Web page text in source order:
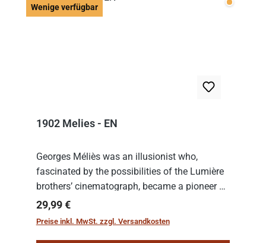
Wenige verfügbar Wenige
1902 Melies - EN
Georges Méliès was an illusionist who,
fascinated by the possibilities of the Lumière
brothers’ cinematograph, became a pioneer of
cinema. In 1902, he filmed his most famous
work: “Le Voyage dans la Lune” (“A Trip to...
Regulärer Preis:
29,99 €
Preise inkl. MwSt. zzgl. Versandkosten